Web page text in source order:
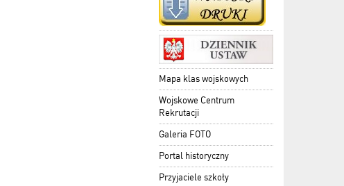
Mapa klas wojskowych
Wojskowe Centrum
Rekrutacji
Galeria FOTO
Portal historyczny
Przyjaciele szkoły